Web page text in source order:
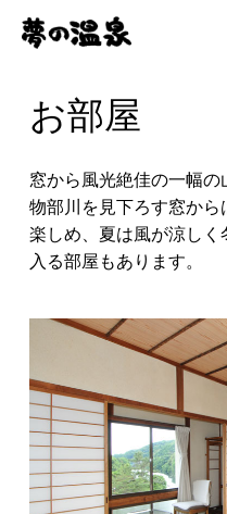
お部屋
窓から風光絶佳の一幅の
物部川を見下ろす窓か
楽しめ、夏は風が涼し
入る部屋もあります。